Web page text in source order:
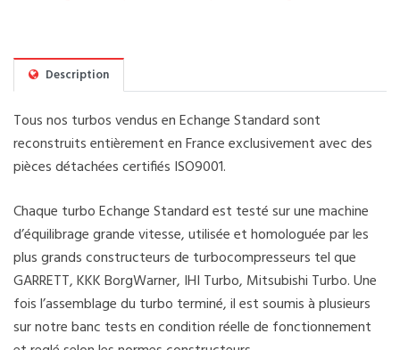
Description
Tous nos turbos vendus en Echange Standard sont
reconstruits entièrement en France exclusivement avec des
pièces détachées certifiés ISO9001.
Chaque turbo Echange Standard est testé sur une machine
d’équilibrage grande vitesse, utilisée et homologuée par les
plus grands constructeurs de turbocompresseurs tel que
GARRETT, KKK BorgWarner, IHI Turbo, Mitsubishi Turbo. Une
fois l’assemblage du turbo terminé, il est soumis à plusieurs
sur notre banc tests en condition réelle de fonctionnement